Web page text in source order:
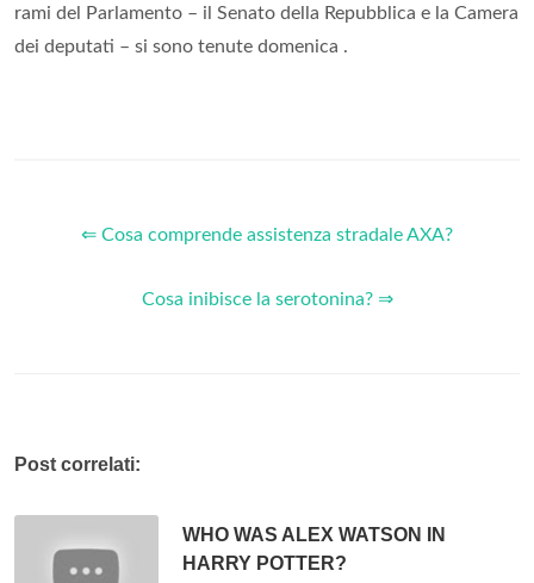
rami del Parlamento – il Senato della Repubblica e la Camera
dei deputati – si sono tenute domenica .
⇐ Cosa comprende assistenza stradale AXA?
Cosa inibisce la serotonina? ⇒
Post correlati:
WHO WAS ALEX WATSON IN
HARRY POTTER?